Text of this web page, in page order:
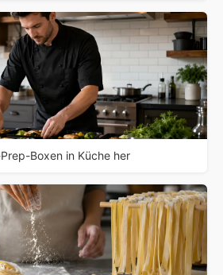
Boxen in Küche her